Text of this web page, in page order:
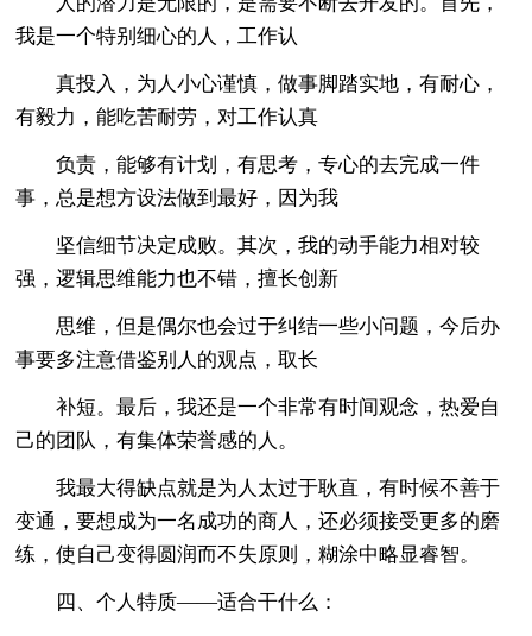
我是一个特别细心的人，工作认
真投入，为人小心谨慎，做事脚踏实地，有耐心，
有毅力，能吃苦耐劳，对工作认真
负责，能够有计划，有思考，专心的去完成一件
事，总是想方设法做到最好，因为我
坚信细节决定成败。其次，我的动手能力相对较
强，逻辑思维能力也不错，擅长创新
思维，但是偶尔也会过于纠结一些小问题，今后办
事要多注意借鉴别人的观点，取长
补短。最后，我还是一个非常有时间观念，热爱自
己的团队，有集体荣誉感的人。
我最大得缺点就是为人太过于耿直，有时候不善于
变通，要想成为一名成功的商人，还必须接受更多的磨
练，使自己变得圆润而不失原则，糊涂中略显睿智。
四、个人特质——适合干什么：